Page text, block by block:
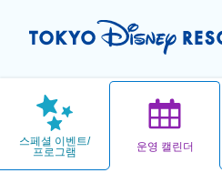
스페셜 이벤트/
프로그램
운영 캘린더